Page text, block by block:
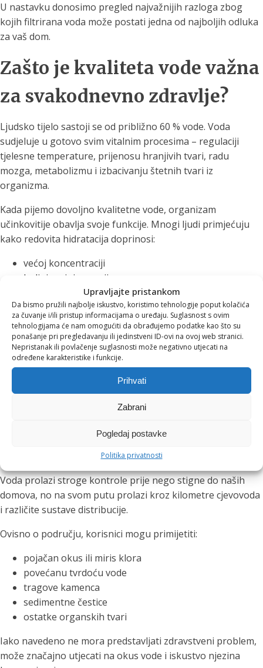
Upravljajte pristankom
Da bismo pružili najbolje iskustvo, koristimo tehnologije poput kolačića
za čuvanje i/ili pristup informacijama o uređaju. Suglasnost s ovim
tehnologijama će nam omogućiti da obrađujemo podatke kao što su
ponašanje pri pregledavanju ili jedinstveni ID-ovi na ovoj web stranici.
Nepristanak ili povlačenje suglasnosti može negativno utjecati na
određene karakteristike i funkcije.
Prihvati
Zabrani
Pogledaj postavke
Politika privatnosti
U nastavku donosimo pregled najvažnijih razloga zbog
kojih filtrirana voda može postati jedna od najboljih odluka
za vaš dom.
Zašto je kvaliteta vode važna
za svakodnevno zdravlje?
Ljudsko tijelo sastoji se od približno 60 % vode. Voda
sudjeluje u gotovo svim vitalnim procesima – regulaciji
tjelesne temperature, prijenosu hranjivih tvari, radu
mozga, metabolizmu i izbacivanju štetnih tvari iz
organizma.
Kada pijemo dovoljno kvalitetne vode, organizam
učinkovitije obavlja svoje funkcije. Mnogi ljudi primjećuju
kako redovita hidratacija doprinosi:
većoj koncentraciji
boljoj razini energije
zdravijem izgledu kože
kvalitetnijoj probavi
smanjenom osjećaju umora
Iako je voda iz javnih vodovoda u Hrvatskoj uglavnom
zdravstveno ispravna, njezin okus, miris i sastav mogu
značajno varirati ovisno o lokaciji, starosti instalacija i
drugim čimbenicima.
Voda prolazi stroge kontrole prije nego stigne do naših
domova, no na svom putu prolazi kroz kilometre cjevovoda
i različite sustave distribucije.
Ovisno o području, korisnici mogu primijetiti:
pojačan okus ili miris klora
povećanu tvrdoću vode
tragove kamenca
sedimentne čestice
ostatke organskih tvari
Iako navedeno ne mora predstavljati zdravstveni problem,
može značajno utjecati na okus vode i iskustvo njezina